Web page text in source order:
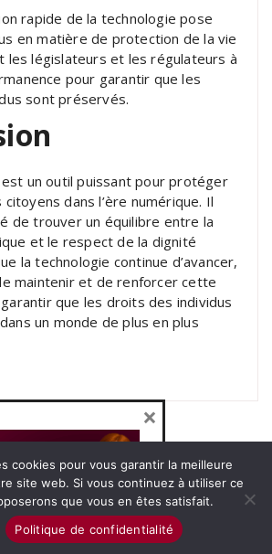
rapide de la technologie pose
en matière de protection de la vie
les législateurs et les régulateurs à
pour garantir que les
sont préservés.
est un outil puissant pour protéger
dans l’ère numérique. Il
de trouver un équilibre entre la
et le respect de la dignité
la technologie continue d’avancer,
maintenir et de renforcer cette
que les droits des individus
un monde de plus en plus
comErep |Mentions Légales
cookies pour vous garantir la meilleure
site web. Si vous continuez à utiliser ce
que vous en êtes satisfait.
Politique de confidentialité
×